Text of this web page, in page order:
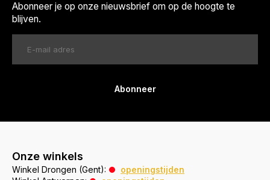
Abonneer je op onze nieuwsbrief om op de hoogte te
blijven.
Abonneer
Onze winkels
Winkel Drongen (Gent):
openingstijden